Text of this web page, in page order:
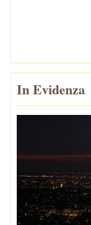
In Evidenza